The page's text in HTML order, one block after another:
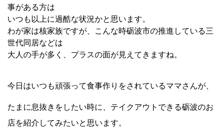
事がある方は
いつも以上に過酷な状況かと思います。
わが家は核家族ですが、こんな時砺波市の推進している三
世代同居などは
大人の手が多く、プラスの面が見えてきますね。
今日はいつも頑張って食事作りをされているママさんが、
たまに息抜きをしたい時に、テイクアウトできる砺波のお
店を紹介してみたいと思います。